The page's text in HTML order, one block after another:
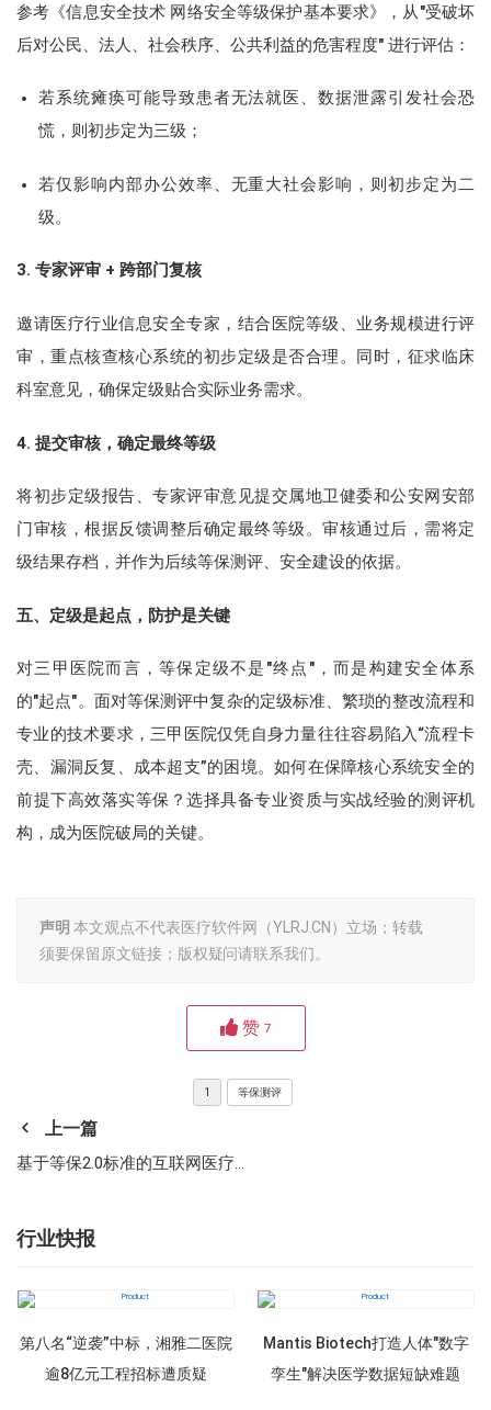
参考《信息安全技术 网络安全等级保护基本要求》，从"受破坏
后对公民、法人、社会秩序、公共利益的危害程度" 进行评估：
若系统瘫痪可能导致患者无法就医、数据泄露引发社会恐
慌，则初步定为三级；
若仅影响内部办公效率、无重大社会影响，则初步定为二
级。
3. 专家评审 + 跨部门复核
邀请医疗行业信息安全专家，结合医院等级、业务规模进行评
审，重点核查核心系统的初步定级是否合理。同时，征求临床
科室意见，确保定级贴合实际业务需求。
4. 提交审核，确定最终等级
将初步定级报告、专家评审意见提交属地卫健委和公安网安部
门审核，根据反馈调整后确定最终等级。审核通过后，需将定
级结果存档，并作为后续等保测评、安全建设的依据。
五、定级是起点，防护是关键
对三甲医院而言，等保定级不是"终点"，而是构建安全体系
的"起点"。面对等保测评中复杂的定级标准、繁琐的整改流程和
专业的技术要求，三甲医院仅凭自身力量往往容易陷入“流程卡
壳、漏洞反复、成本超支”的困境。如何在保障核心系统安全的
前提下高效落实等保？选择具备专业资质与实战经验的测评机
构，成为医院破局的关键。
声明 本文观点不代表医疗软件网（YLRJ.CN）立场；转载
须要保留原文链接；版权疑问请联系我们。
赞 7
1 等保测评
上一篇
基于等保2.0标准的互联网医疗系统三级等保测评实践探索
行业快报
第八名“逆袭”中标，湘雅二医院
逾8亿元工程招标遭质疑
Mantis Biotech打造人体"数字
孪生"解决医学数据短缺难题